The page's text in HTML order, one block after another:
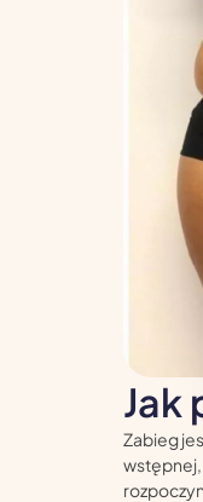
Jak
Zabieg
wstępnej,